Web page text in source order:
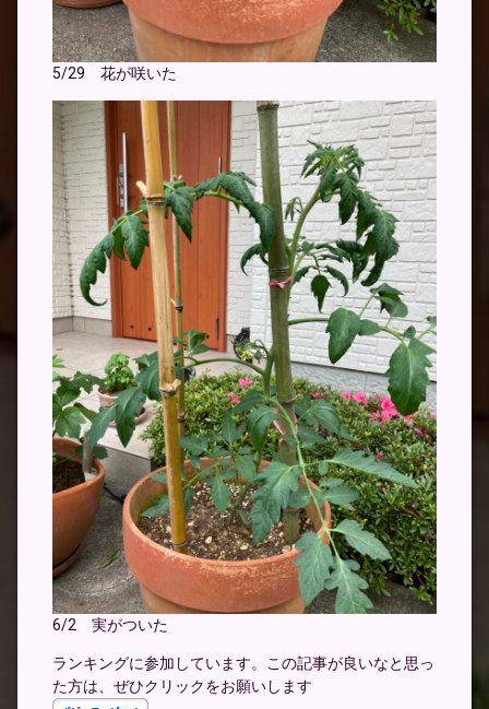
5/29 花が咲いた
6/2 実がついた
ランキングに参加しています。この記事が良いなと思っ
た方は、ぜひクリックをお願いします